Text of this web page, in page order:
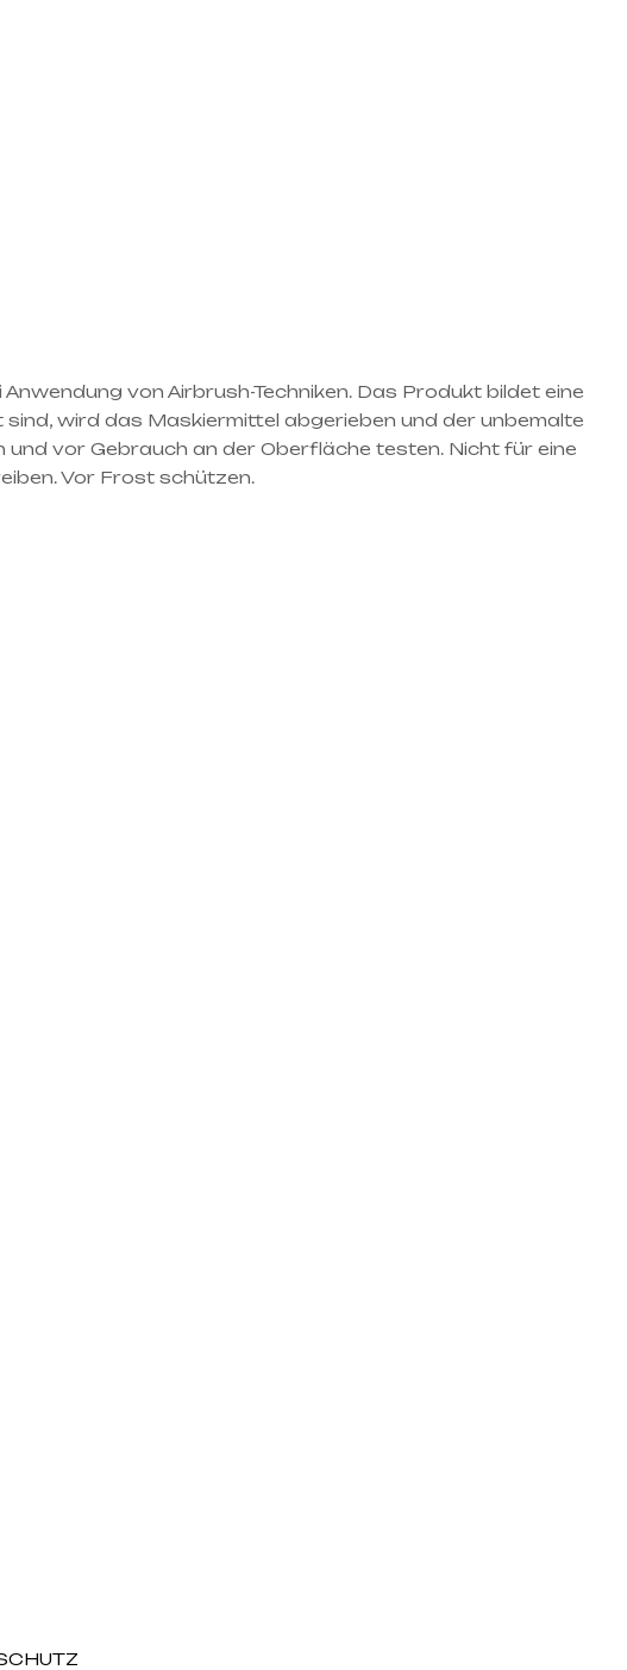
von Airbrush-Techniken. Das Produkt bildet eine
wird das Maskiermittel abgerieben und der unbemalte
vor Gebrauch an der Oberfläche testen. Nicht für eine
Vor Frost schützen.